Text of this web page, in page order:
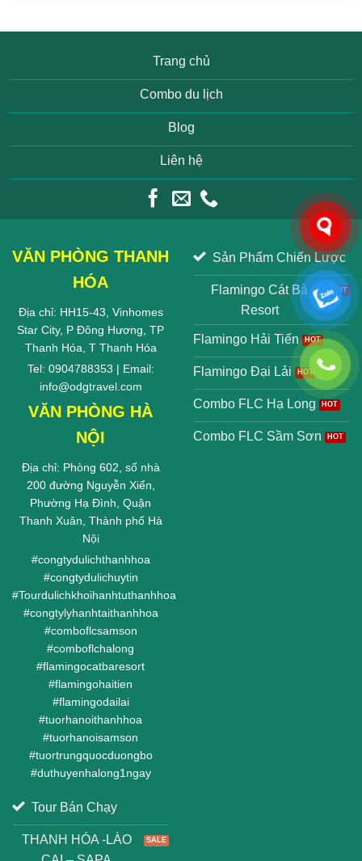
Trang chủ
Combo du lịch
Blog
Liên hệ
VĂN PHÒNG THANH
HÓA
Địa chỉ: HH15-43, Vinhomes
Star City, P Đông Hương, TP
Thanh Hóa, T Thanh Hóa
Tel: 0904788353 | Email:
info@odgtravel.com
VĂN PHÒNG HÀ
NỘI
Địa chỉ: Phòng 602, số nhà
200 đường Nguyễn Xiển,
Phường Hạ Đình, Quận
Thanh Xuân, Thành phố Hà
Nội
#congtydulichthanhhoa
#congtydulichuytin
#Tourdulichkhoihanhtuthanhhoa
#congtylyhanhtaithanhhoa
#comboflcsamson
#comboflchalong
#flamingocatbaresort
#flamingohaitien
#flamingodailai
#tuorhanoithanhhoa
#tuorhanoisamson
#tuortrungquocduongbo
#duthuyenhalong1ngay
Sản Phẩm Chiến Lược
Flamingo Cát Bà
Resort
Flamingo Hải Tiến
Flamingo Đại Lải
Combo FLC Hạ Long
Combo FLC Sầm Sơn
Tour Bán Chạy
THANH HÓA -LÀO